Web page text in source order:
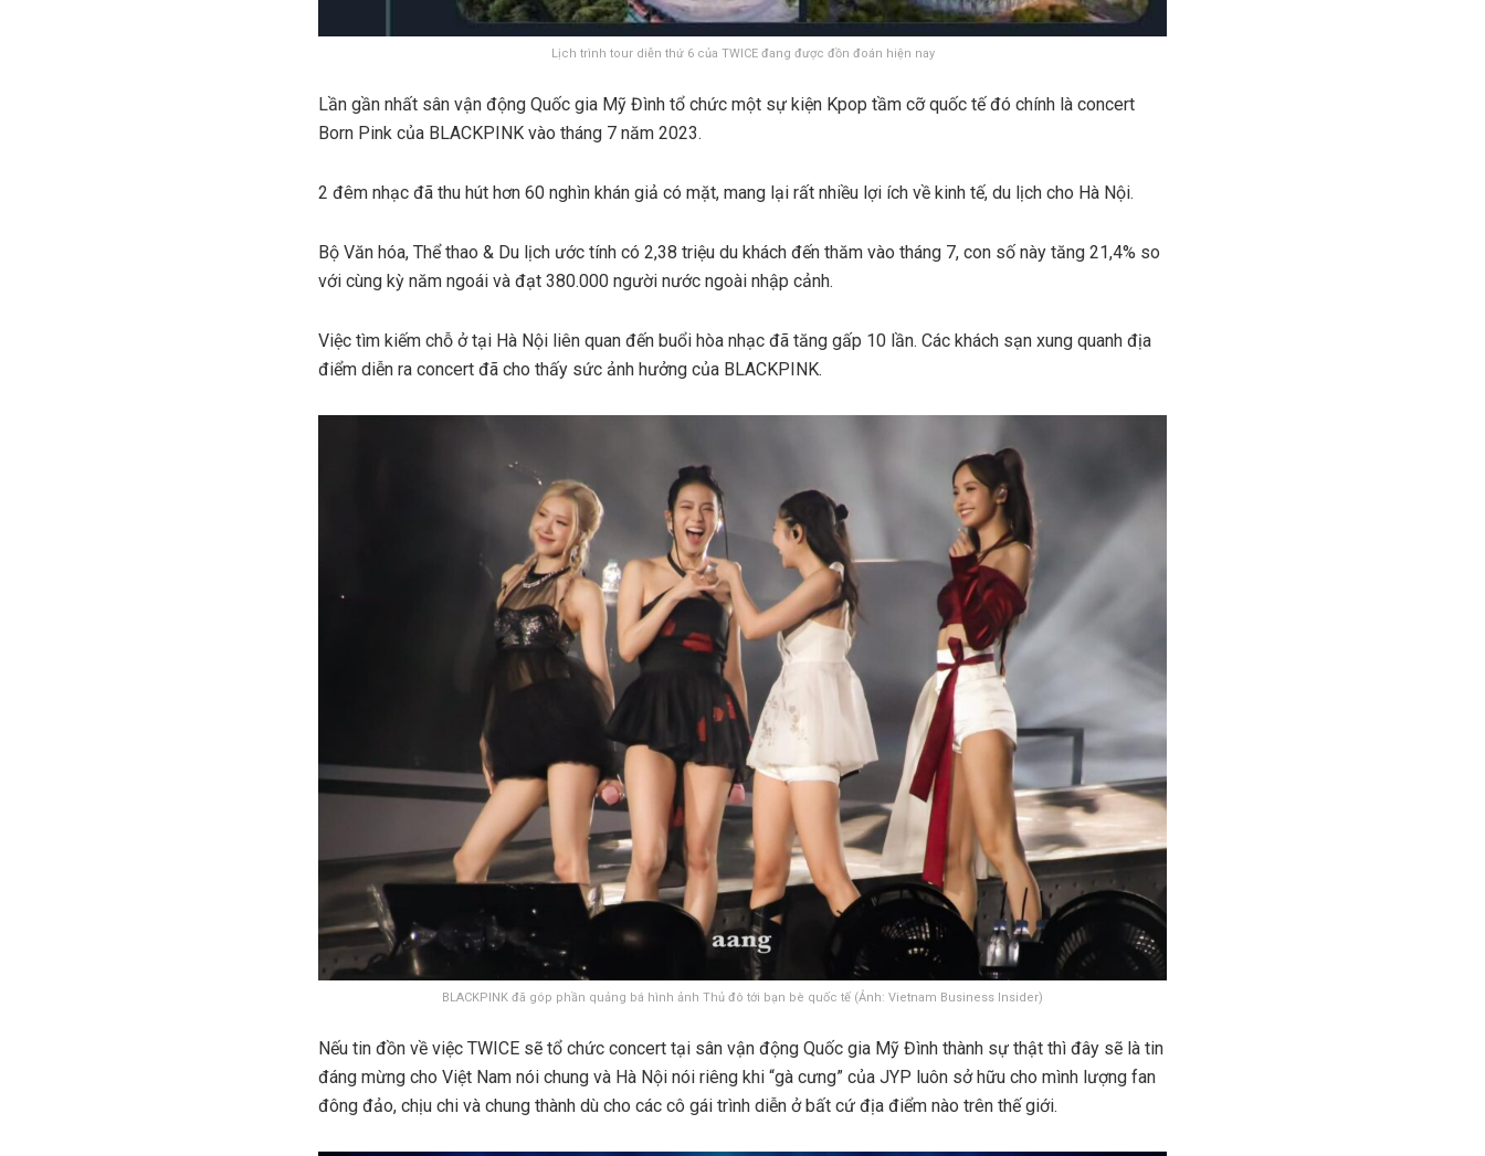
Lịch trình tour diễn thứ 6 của TWICE đang được đồn đoán hiện nay
Lần gần nhất sân vận động Quốc gia Mỹ Đình tổ chức một sự kiện Kpop tầm cỡ quốc tế đó chính là concert
Born Pink của BLACKPINK vào tháng 7 năm 2023.
2 đêm nhạc đã thu hút hơn 60 nghìn khán giả có mặt, mang lại rất nhiều lợi ích về kinh tế, du lịch cho Hà Nội.
Bộ Văn hóa, Thể thao & Du lịch ước tính có 2,38 triệu du khách đến thăm vào tháng 7, con số này tăng 21,4% so
với cùng kỳ năm ngoái và đạt 380.000 người nước ngoài nhập cảnh.
Việc tìm kiếm chỗ ở tại Hà Nội liên quan đến buổi hòa nhạc đã tăng gấp 10 lần. Các khách sạn xung quanh địa
điểm diễn ra concert đã cho thấy sức ảnh hưởng của BLACKPINK.
BLACKPINK đã góp phần quảng bá hình ảnh Thủ đô tới bạn bè quốc tế (Ảnh: Vietnam Business Insider)
Nếu tin đồn về việc TWICE sẽ tổ chức concert tại sân vận động Quốc gia Mỹ Đình thành sự thật thì đây sẽ là tin
đáng mừng cho Việt Nam nói chung và Hà Nội nói riêng khi “gà cưng” của JYP luôn sở hữu cho mình lượng fan
đông đảo, chịu chi và chung thành dù cho các cô gái trình diễn ở bất cứ địa điểm nào trên thế giới.